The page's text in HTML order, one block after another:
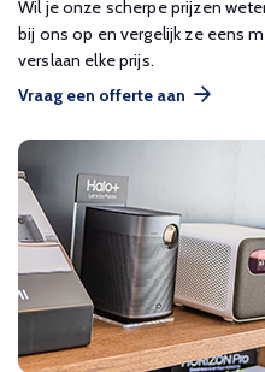
Wil je onze scherpe prijzen
bij ons op en vergelijk ze eens
verslaan elke prijs.
Vraag een offerte aan